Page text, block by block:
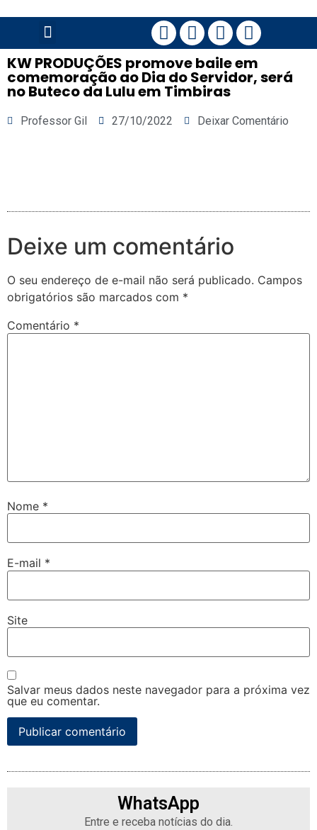
KW PRODUÇÕES promove baile em
comemoração ao Dia do Servidor, será
no Buteco da Lulu em Timbiras
Professor Gil 27/10/2022 Deixar Comentário
Deixe um comentário
O seu endereço de e-mail não será publicado. Campos
obrigatórios são marcados com *
Comentário *
Nome *
E-mail *
Site
Salvar meus dados neste navegador para a próxima vez
que eu comentar.
WhatsApp
Entre e receba notícias do dia.